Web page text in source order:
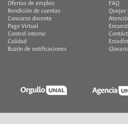
Ofertas de empleo
Rendición de cuentas
Concurso docente
Pago Virtual
Control interno
Calidad
Buzón de notificaciones
FAQ
Quejas